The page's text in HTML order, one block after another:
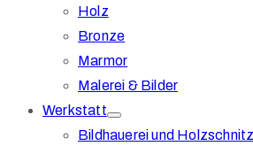
Holz
Bronze
Marmor
Malerei & Bilder
Werkstatt
Bildhauerei und